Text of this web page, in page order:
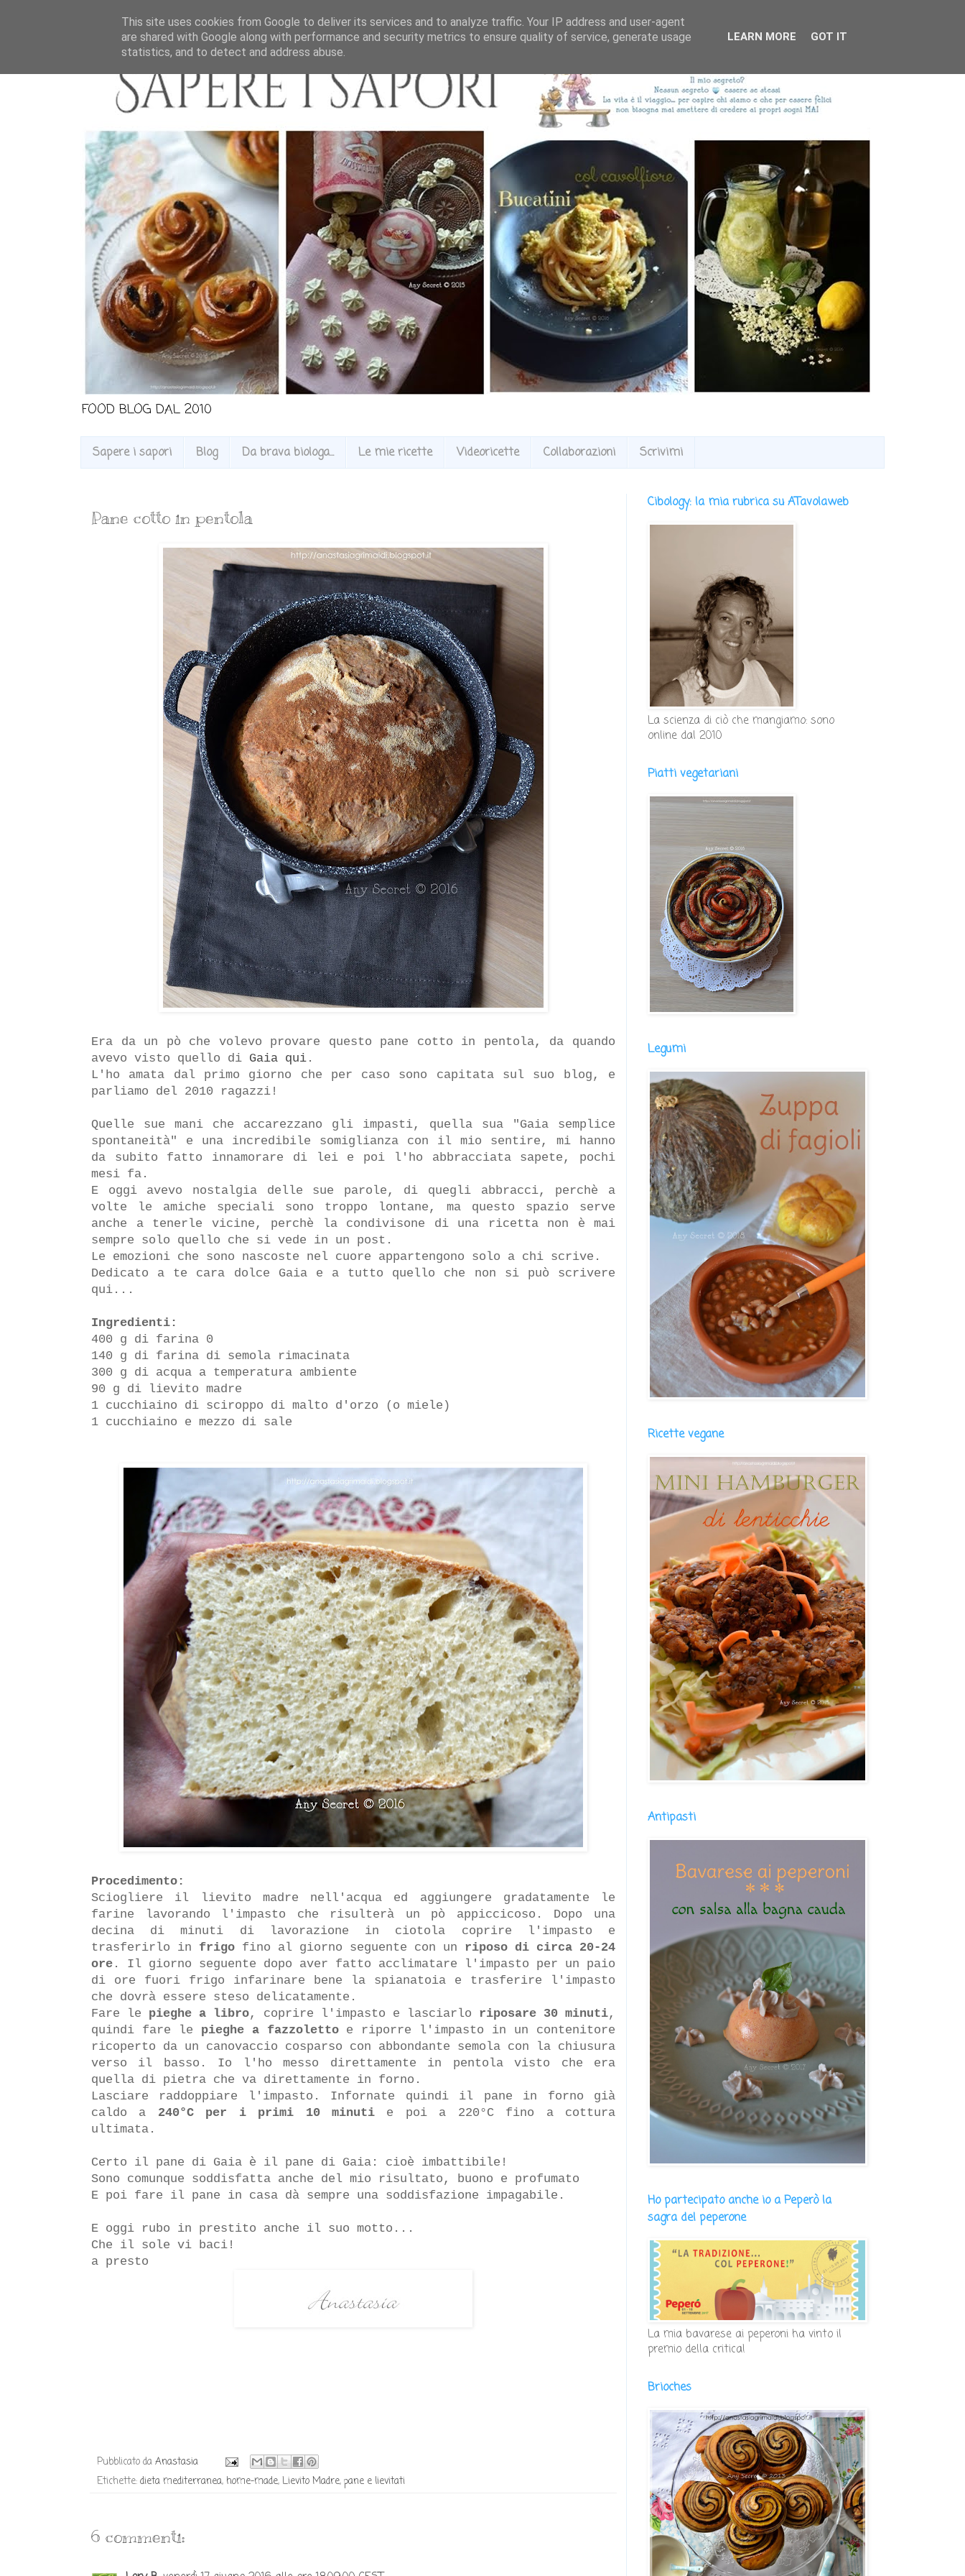
FOOD BLOG DAL 2010
Sapere i sapori Blog Da brava biologa... Le mie ricette Videoricette Collaborazioni Scrivimi
Pane cotto in pentola
Era da un pò che volevo provare questo pane cotto in pentola, da quando
avevo visto quello di Gaia qui .
L'ho amata dal primo giorno che per caso sono capitata sul suo blog, e
parliamo del 2010 ragazzi!
Quelle sue mani che accarezzano gli impasti, quella sua "Gaia semplice
spontaneità" e una incredibile somiglianza con il mio sentire, mi hanno
da subito fatto innamorare di lei e poi l'ho abbracciata sapete, pochi
mesi fa.
E oggi avevo nostalgia delle sue parole, di quegli abbracci, perchè a
volte le amiche speciali sono troppo lontane, ma questo spazio serve
anche a tenerle vicine, perchè la condivisone di una ricetta non è mai
sempre solo quello che si vede in un post.
Le emozioni che sono nascoste nel cuore appartengono solo a chi scrive.
Dedicato a te cara dolce Gaia e a tutto quello che non si può scrivere
qui...
Ingredienti:
400 g di farina 0
140 g di farina di semola rimacinata
300 g di acqua a temperatura ambiente
90 g di lievito madre
1 cucchiaino di sciroppo di malto d'orzo (o miele)
1 cucchiaino e mezzo di sale
Procedimento:
Sciogliere il lievito madre nell'acqua ed aggiungere gradatamente le
farine lavorando l'impasto che risulterà un pò appiccicoso. Dopo una
decina di minuti di lavorazione in ciotola coprire l'impasto e
trasferirlo in frigo fino al giorno seguente con un riposo di circa 20-24
ore . Il giorno seguente dopo aver fatto acclimatare l'impasto per un paio
di ore fuori frigo infarinare bene la spianatoia e trasferire l'impasto
che dovrà essere steso delicatamente.
Fare le pieghe a libro, coprire l'impasto e lasciarlo riposare 30 minuti,
quindi fare le pieghe a fazzolettoe riporre l'impasto in un contenitore
ricoperto da un canovaccio cosparso con abbondante semola con la chiusura
verso il basso. Io l'ho messo direttamente in pentola visto che era
quella di pietra che va direttamente in forno.
Lasciare raddoppiare l'impasto. Infornate quindi il pane in forno già
caldo a 240°C per i primi 10 minuti e poi a 220°C fino a cottura
ultimata.
Certo il pane di Gaia è il pane di Gaia: cioè imbattibile!
Sono comunque soddisfatta anche del mio risultato, buono e profumato
E poi fare il pane in casa dà sempre una soddisfazione impagabile.
E oggi rubo in prestito anche il suo motto...
Che il sole vi baci!
a presto
Pubblicato daAnastasia
Etichette:dieta mediterranea, home-made,Lievito Madre,pane e lievitati
6 commenti:
Cibology: la mia rubrica su ATavolaweb
La scienza di ciò che mangiamo: sono
online dal 2010
Piatti vegetariani
Legumi
Ricette vegane
Antipasti
Ho partecipato anche io a Peperò la
sagra del peperone
La mia bavarese ai peperoni ha vinto il
premio della critica!
Brioches
This site uses cookies from Google to deliver its services and to analyze traffic. Your IP address and user-agent
are shared with Google along with performance and security metrics to ensure quality of service, generate usage
statistics, and to detect and address abuse.
LEARN MORE GOT IT